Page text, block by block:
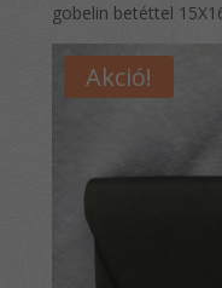
gobelin betéttel
Akció!